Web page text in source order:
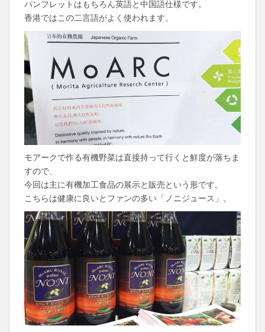
パンフレットはもちろん英語と中国語仕様です。
香港ではこの二言語がよく使われます。
モアークで作る有機野菜は直接持って行くと鮮度が落ちま
すので、
今回は主に有機加工食品の展示と販売という形です。
こちらは健康に良いとファンの多い「ノニジュース」。